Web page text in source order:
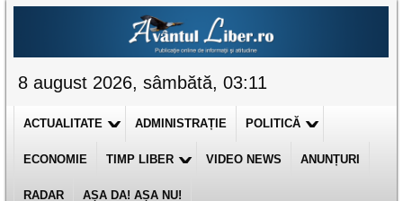
8 august 2026, sâmbătă, 03:11
ACTUALITATE ADMINISTRAȚIE POLITICĂ
ECONOMIE TIMP LIBER VIDEO NEWS ANUNȚURI
RADAR AȘA DA! AȘA NU!